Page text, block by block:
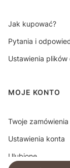
Jak kupować?
Pytania i
Ustawienia plików
MOJE KONTO
Twoje zamówienia
Ustawienia konta
Ulubione